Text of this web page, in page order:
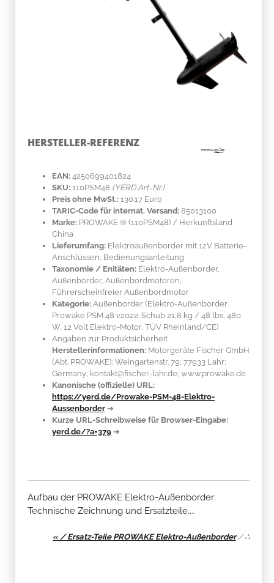
HERSTELLER-REFERENZ
EAN: 4250699401824
SKU: 110PSM48 (YERD Art-Nr.)
Preis ohne MwSt.: 130.17 Euro
TARIC-Code für internat. Versand: 85013100
Marke: PROWAKE ® (110PSM48) / Herkunftsland
China
Lieferumfang: Elektroaußenborder mit 12V Batterie-
Anschlüssen, Bedienungsanleitung
Taxonomie / Enitäten: Elektro-Außenborder,
Außenborder, Außenbordmotoren,
Führerscheinfreier Außenbordmotor
Kategorie: Außenborder (Elektro-Außenborder
Prowake PSM 48 v2022: Schub 21,8 kg / 48 lbs, 480
W, 12 Volt Elektro-Motor, TÜV Rheinland/CE)
Angaben zur Produktsicherheit
Herstellerinformationen: Motorgeräte Fischer GmbH
(Abt. PROWAKE); Weingartenstr. 79; 77933 Lahr;
Germany; kontakt@fischer-lahr.de; www.prowake.de
Kanonische (offizielle) URL:
https://yerd.de/Prowake-PSM-48-Elektro-
Aussenborder ➔
Kurze URL-Schreibweise für Browser-Eingabe:
yerd.de/?a=379 ➔
Aufbau der PROWAKE Elektro-Außenborder:
Technische Zeichnung und Ersatzteile....
« / Ersatz-Teile PROWAKE Elektro-Außenborder/∴